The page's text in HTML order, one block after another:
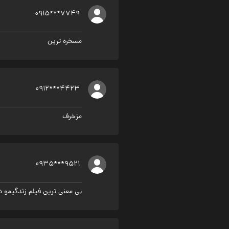
0915***7749
مسخره ترین
0912***4423
مزخرف
0935***9521
بی معنی ترین فیلم زندگیمو